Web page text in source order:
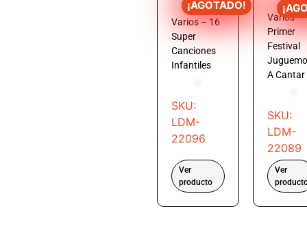
¡AGOTADO!
Varios – 16
Super
Canciones
Infantiles
SKU:
LDM-
22096
Ver
producto
Varios –
Primer
Festival
A Cantar
SKU:
LDM-
22089
Ver